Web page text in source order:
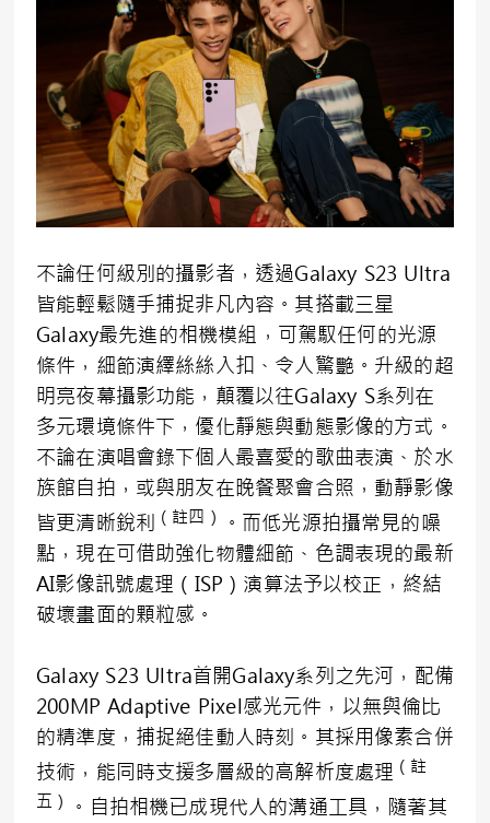
不論任何級別的攝影者，透過Galaxy S23 Ultra
皆能輕鬆隨手捕捉非凡內容。其搭載三星
Galaxy最先進的相機模組，可駕馭任何的光源
條件，細節演繹絲絲入扣、令人驚艷。升級的超
明亮夜幕攝影功能，顛覆以往Galaxy S系列在
多元環境條件下，優化靜態與動態影像的方式。
不論在演唱會錄下個人最喜愛的歌曲表演、於水
族館自拍，或與朋友在晚餐聚會合照，動靜影像
皆更清晰銳利 （註四）
。而低光源拍攝常見的噪
點，現在可借助強化物體細節、色調表現的最新
AI影像訊號處理（ISP）演算法予以校正，終結
破壞畫面的顆粒感。
Galaxy S23 Ultra首開Galaxy系列之先河，配備
200MP Adaptive Pixel感光元件，以無與倫比
的精準度，捕捉絕佳動人時刻。其採用像素合併
技術，能同時支援多層級的高解析度處理 （註
五）
。自拍相機已成現代人的溝通工具，隨著其